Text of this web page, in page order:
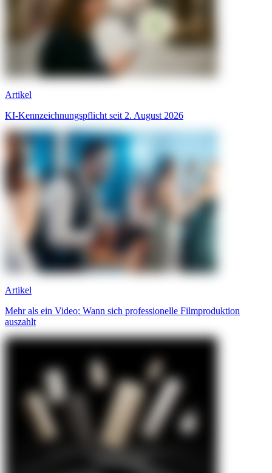
Artikel
KI-Kennzeichnungspflicht seit 2. August 2026
Artikel
Mehr als ein Video: Wann sich professionelle Filmproduktion
auszahlt